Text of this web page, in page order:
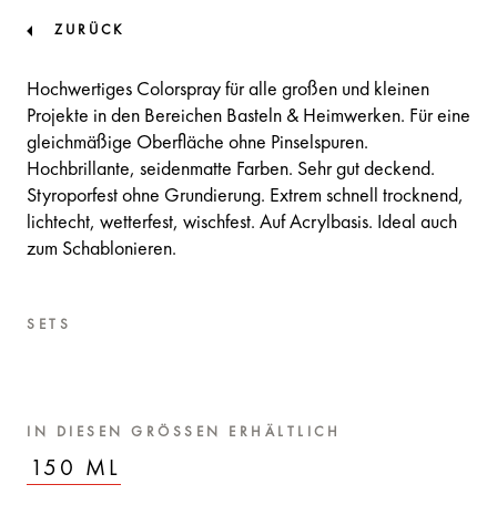
ZURÜCK
Hochwertiges Colorspray für alle großen und kleinen
Projekte in den Bereichen Basteln & Heimwerken. Für eine
gleichmäßige Oberfläche ohne Pinselspuren.
Hochbrillante, seidenmatte Farben. Sehr gut deckend.
Styroporfest ohne Grundierung. Extrem schnell trocknend,
lichtecht, wetterfest, wischfest. Auf Acrylbasis. Ideal auch
zum Schablonieren.
SETS
IN DIESEN GRÖSSEN ERHÄLTLICH
150 ML